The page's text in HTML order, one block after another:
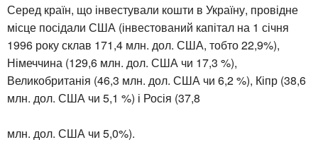
Серед країн, що інвестували кошти в Україну, провідне
місце посідали США (інвестований капітал на 1 січня
1996 року склав 171,4 млн. дол. США, тобто 22,9%),
Німеччина (129,6 млн. дол. США чи 17,3 %),
Великобританія (46,3 млн. дол. США чи 6,2 %), Кіпр (38,6
млн. дол. США чи 5,1 %) і Росія (37,8
млн. дол. США чи 5,0%).